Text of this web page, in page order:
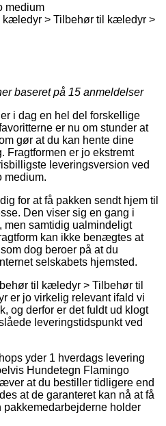
medium
kæledyr > Tilbehør til kæledyr >
baseret på 15 anmeldelser
i dag en hel del forskellige
er nu om stunder at
gør at du kan hente dine
Fragtformen er jo ekstremt
leveringsversion ved
medium.
for at få pakken sendt hjem til
Den viser sig en gang i
men samtidig ualmindeligt
kan ikke benægtes at
dog beroer på at du
selskabets hjemsted.
til kæledyr > Tilbehør til
er jo virkelig relevant ifald vi
og derfor er det fuldt ud klogt
leveringstidspunkt ved
yder 1 hverdags levering
Hundetegn Flamingo
at du bestiller tidligere end
at de garanteret kan nå at få
holder